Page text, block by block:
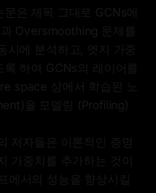
은 제목 그대로 GCNs에
Oversmoothing 문제를
시에 분석하고, 엣지 가중
하여 GCNs의 레이어를
space 상에서 학습된 노
을 모델링 (Profiling)
저자들은 이론적인 증명
가중치를 추가하는 것이
에서의 성능을 향상시킬